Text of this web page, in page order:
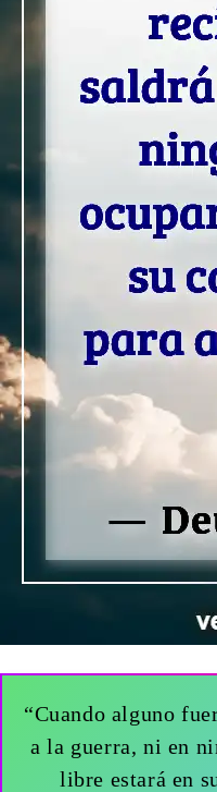
“Cuando alguno
a la guerra, ni en
libre estará en